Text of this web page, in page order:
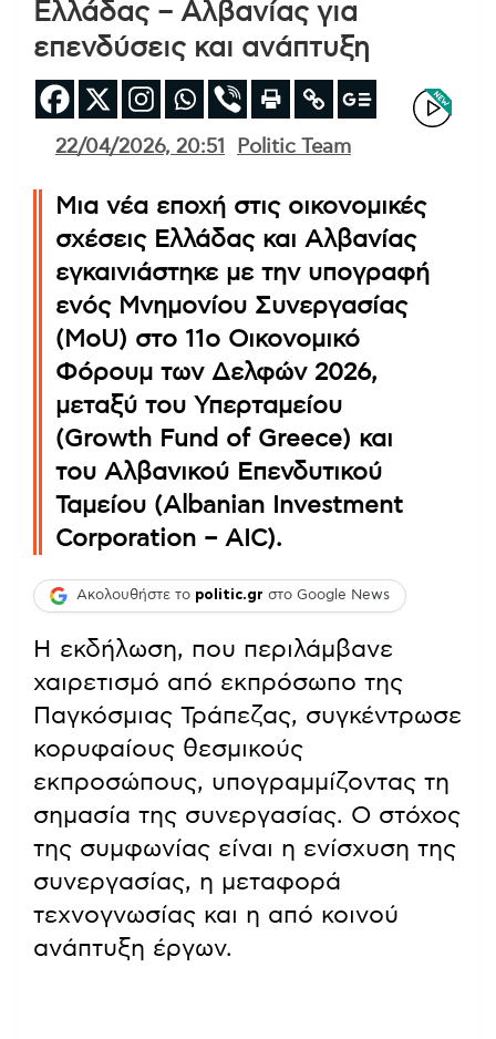
Ελλάδας – Αλβανίας για
επενδύσεις και ανάπτυξη
22/04/2026, 20:51 Politic Team
Μια νέα εποχή στις οικονομικές
σχέσεις Ελλάδας και Αλβανίας
εγκαινιάστηκε με την υπογραφή
ενός Μνημονίου Συνεργασίας
(MoU) στο 11ο Οικονομικό
Φόρουμ των Δελφών 2026,
μεταξύ του Υπερταμείου
(Growth Fund of Greece) και
του Αλβανικού Επενδυτικού
Ταμείου (Albanian Investment
Corporation – AIC).
Ακολουθήστε το politic.gr στο Google News
Η εκδήλωση, που περιλάμβανε
χαιρετισμό από εκπρόσωπο της
Παγκόσμιας Τράπεζας, συγκέντρωσε
κορυφαίους θεσμικούς
εκπροσώπους, υπογραμμίζοντας τη
σημασία της συνεργασίας. Ο στόχος
της συμφωνίας είναι η ενίσχυση της
συνεργασίας, η μεταφορά
τεχνογνωσίας και η από κοινού
ανάπτυξη έργων.